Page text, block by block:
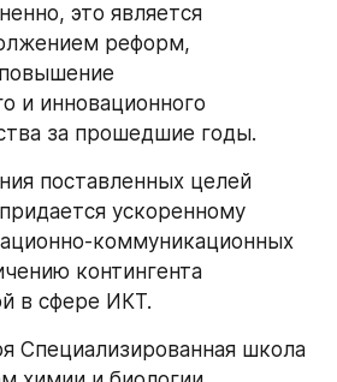
это является
реформ,
и инновационного
за прошедшие годы.
поставленных целей
ускоренному
коммуникационных
контингента
в сфере ИКТ.
Специализированная школа